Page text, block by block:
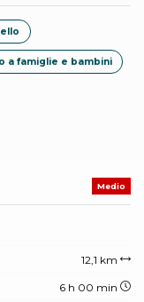
a famiglie e bambini
Medio
12,1 km
6 h 00 min